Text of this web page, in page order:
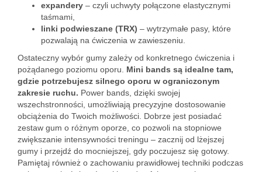
expandery – czyli uchwyty połączone elastycznymi
taśmami,
linki podwieszane (TRX) – wytrzymałe pasy, które
pozwalają na ćwiczenia w zawieszeniu.
Ostateczny wybór gumy zależy od konkretnego ćwiczenia i
pożądanego poziomu oporu. Mini bands są idealne tam,
gdzie potrzebujesz silnego oporu w ograniczonym
zakresie ruchu. Power bands, dzięki swojej
wszechstronności, umożliwiają precyzyjne dostosowanie
obciążenia do Twoich możliwości. Dobrze jest posiadać
zestaw gum o różnym oporze, co pozwoli na stopniowe
zwiększanie intensywności treningu – zacznij od lżejszej
gumy i przejdź do mocniejszej, gdy poczujesz się gotowy.
Pamiętaj również o zachowaniu prawidłowej techniki podczas